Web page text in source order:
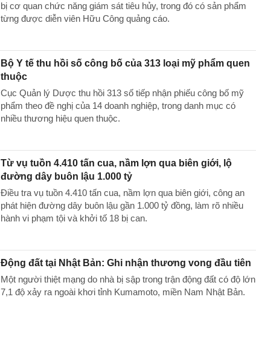
bị cơ quan chức năng giám sát tiêu hủy, trong đó có sản phẩm
từng được diễn viên Hữu Công quảng cáo.
Bộ Y tế thu hồi số công bố của 313 loại mỹ phẩm quen
thuộc
Cục Quản lý Dược thu hồi 313 số tiếp nhận phiếu công bố mỹ
phẩm theo đề nghị của 14 doanh nghiệp, trong danh mục có
nhiều thương hiệu quen thuộc.
Từ vụ tuồn 4.410 tấn cua, nầm lợn qua biên giới, lộ
đường dây buôn lậu 1.000 tỷ
Điều tra vụ tuồn 4.410 tấn cua, nầm lợn qua biên giới, công an
phát hiện đường dây buôn lậu gần 1.000 tỷ đồng, làm rõ nhiều
hành vi phạm tội và khởi tố 18 bị can.
Động đất tại Nhật Bản: Ghi nhận thương vong đầu tiên
Một người thiệt mạng do nhà bị sập trong trận động đất có độ lớn
7,1 độ xảy ra ngoài khơi tỉnh Kumamoto, miền Nam Nhật Bản.